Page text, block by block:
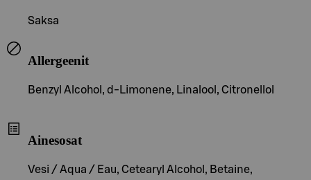
Saksa
Allergeenit
Benzyl Alcohol, d-Limonene, Linalool, Citronellol
Ainesosat
Vesi / Aqua / Eau, Cetearyl Alcohol, Betaine,